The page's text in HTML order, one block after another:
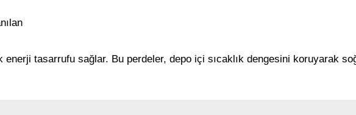
enerji tasarrufu sağlar. Bu perdeler, depo içi sıcaklık dengesini koruyarak